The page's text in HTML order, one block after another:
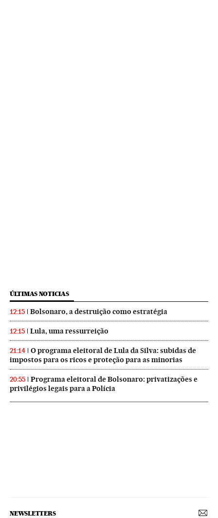
ÚLTIMAS NOTICIAS
12:15 Bolsonaro, a destruição como estratégia
12:15 Lula, uma ressurreição
21:14
O programa eleitoral de Lula da Silva: subidas de
impostos para os ricos e proteção para as minorias
20:55
Programa eleitoral de Bolsonaro: privatizações e
privilégios legais para a Polícia
NEWSLETTERS